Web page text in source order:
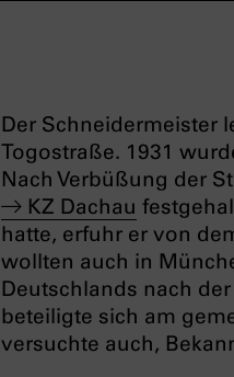
Der Schneidermeister
Togostraße. 1931
Nach Verbüßung der
KZ Dachau
hatte, erfuhr er von
wollten auch in
Deutschlands nach
beteiligte sich am
versuchte auch,